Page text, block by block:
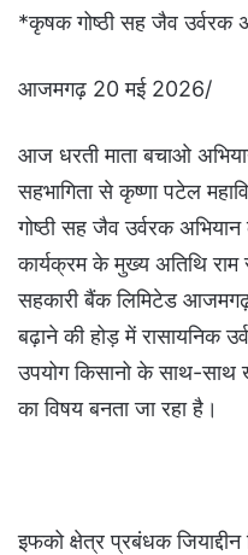
*कृषक गोष्ठी सह जैव उर्वरक
आजमगढ़ 20 मई 2026/
आज धरती माता बचाओ
सहभागिता से कृष्णा पटेल
गोष्ठी सह जैव उर्वरक
कार्यक्रम के मुख्य अतिथि
सहकारी बैंक लिमिटेड आजमगढ़
बढ़ाने की होड़ में रासायनिक
उपयोग किसानो के साथ-साथ
का विषय बनता जा रहा है।
इफको क्षेत्र प्रबंधक जियाद्दीन